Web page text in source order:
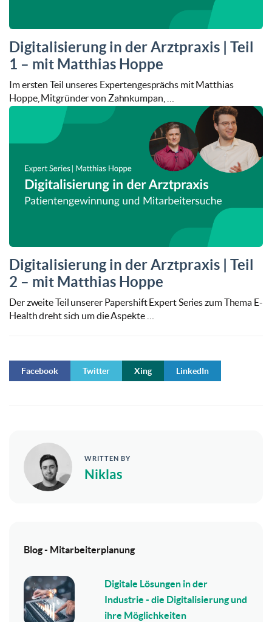
Digitalisierung in der Arztpraxis | Teil
1 – mit Matthias Hoppe
Im ersten Teil unseres Expertengesprächs mit Matthias
Hoppe, Mitgründer von Zahnkumpan, …
Digitalisierung in der Arztpraxis | Teil
2 – mit Matthias Hoppe
Der zweite Teil unserer Papershift Expert Series zum Thema E-
Health dreht sich um die Aspekte …
Facebook Twitter Xing LinkedIn
WRITTEN BY
Niklas
Blog - Mitarbeiterplanung
Digitale Lösungen in der
Industrie - die Digitalisierung und
ihre Möglichkeiten